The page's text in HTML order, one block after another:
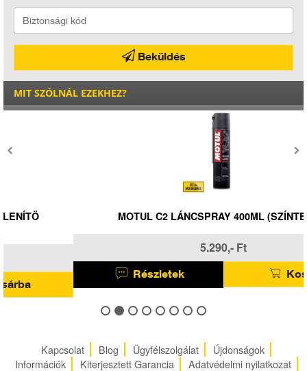
Beküldés
MIT SZÓLNÁL EZEKHEZ?
MOTUL C2 LÁNCSPRAY 400ML (SZÍNTELEN)
Részletek
Kapcsolat Blog Ügyfélszolgálat
Újdonságok
Információk
Kiterjesztett Garancia Adatvédelmi nyilatkozat